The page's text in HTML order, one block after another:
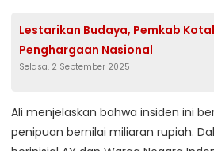
Lestarikan Budaya, Pemkab
Penghargaan Nasional
Selasa, 2 September 2025
Ali menjelaskan bahwa insiden ini
penipuan bernilai miliaran rupiah.